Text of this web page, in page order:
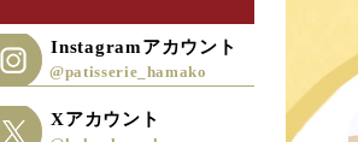
Instagramアカウント
@patisserie_hamako
Xアカウント